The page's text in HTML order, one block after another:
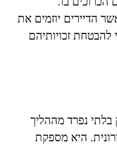
הדיירים יוזמים את
להבטחת זכויותיהם
38 היא חלק בלתי נפרד מההליך
היא מספקת